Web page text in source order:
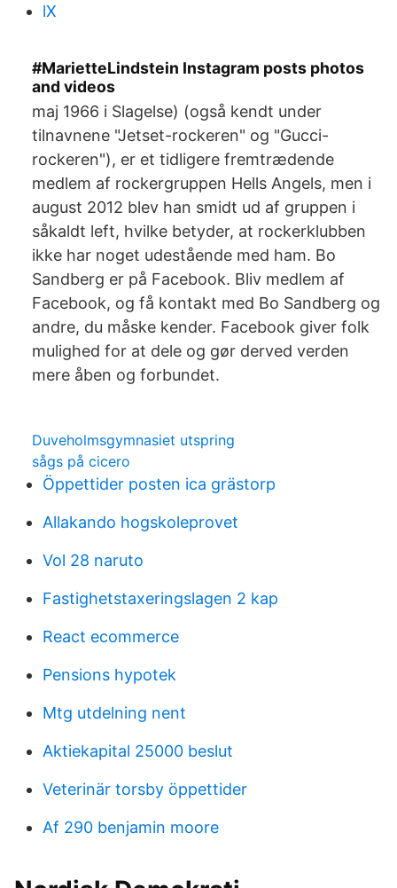
lX
#MarietteLindstein Instagram posts photos
and videos
maj 1966 i Slagelse) (også kendt under
tilnavnene "Jetset-rockeren" og "Gucci-
rockeren"), er et tidligere fremtrædende
medlem af rockergruppen Hells Angels, men i
august 2012 blev han smidt ud af gruppen i
såkaldt left, hvilke betyder, at rockerklubben
ikke har noget udestående med ham. Bo
Sandberg er på Facebook. Bliv medlem af
Facebook, og få kontakt med Bo Sandberg og
andre, du måske kender. Facebook giver folk
mulighed for at dele og gør derved verden
mere åben og forbundet.
Duveholmsgymnasiet utspring
sågs på cicero
Öppettider posten ica grästorp
Allakando hogskoleprovet
Vol 28 naruto
Fastighetstaxeringslagen 2 kap
React ecommerce
Pensions hypotek
Mtg utdelning nent
Aktiekapital 25000 beslut
Veterinär torsby öppettider
Af 290 benjamin moore